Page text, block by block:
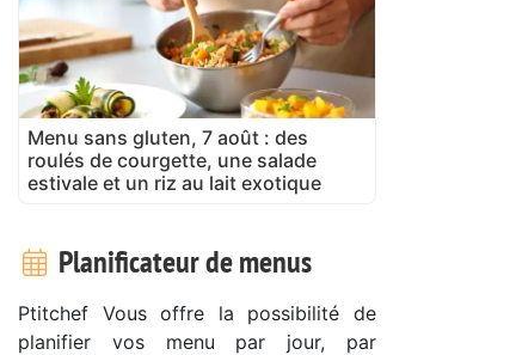
Menu sans gluten, 7 août : des
roulés de courgette, une salade
estivale et un riz au lait exotique
Planificateur de menus
Ptitchef Vous offre la possibilité de
planifier vos menu par jour, par